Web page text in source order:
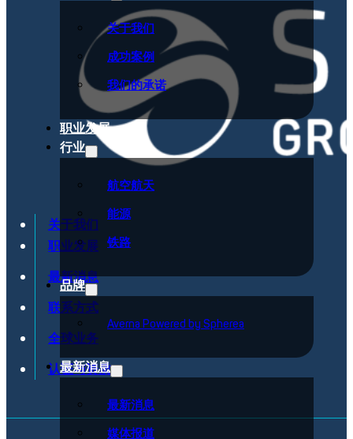
关于我们
成功案例
我们的承诺
职业发展
行业
航空航天
能源
铁路
品牌
Averna Powered by Spherea
最新消息
最新消息
媒体报道
关于我们
职业发展
最新消息
联系方式
全球业务
认证与资质